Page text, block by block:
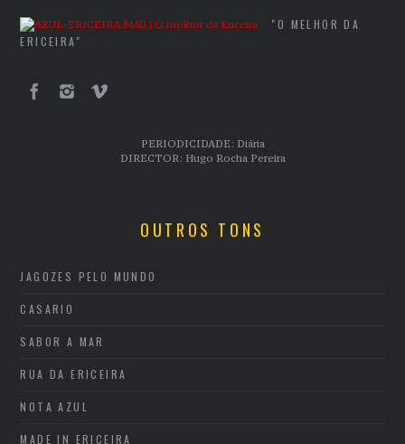
"O MELHOR DA
ERICEIRA"
PERIODICIDADE: Diária
DIRECTOR: Hugo Rocha Pereira
OUTROS TONS
JAGOZES PELO MUNDO
CASARIO
SABOR A MAR
RUA DA ERICEIRA
NOTA AZUL
MADE IN ERICEIRA